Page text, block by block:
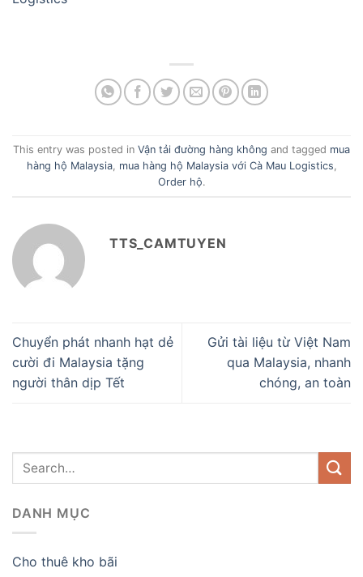
This entry was posted in Vận tải đường hàng không and tagged mua
hàng hộ Malaysia, mua hàng hộ Malaysia với Cà Mau Logistics
Order hộ.
TTS_CAMTUYEN
Chuyển phát nhanh hạt dẻ
cười đi Malaysia tặng
người thân dịp Tết
Gửi tài liệu từ Việt Nam
qua Malaysia, nhanh
chóng, an toàn
DANH MỤC
Cho thuê kho bãi